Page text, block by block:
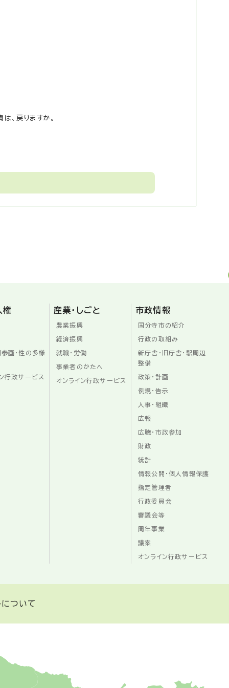
、戻りますか。
権
画・性の多様
行政サービス
産業・しごと
農業振興
経済振興
就職・労働
事業者のかたへ
オンライン行政サービス
市政情報
国分寺市の紹介
行政の取組み
新庁舎・旧庁舎・駅周辺
整備
政策・計画
例規・告示
人事・組織
広報
広聴・市政参加
財政
統計
情報公開・個人情報保護
指定管理者
行政委員会
審議会等
周年事業
議案
オンライン行政サービス
について